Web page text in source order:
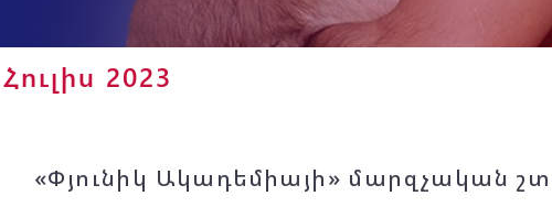
2023
«Փյունիկ Ակադեմիայի» մարզչական